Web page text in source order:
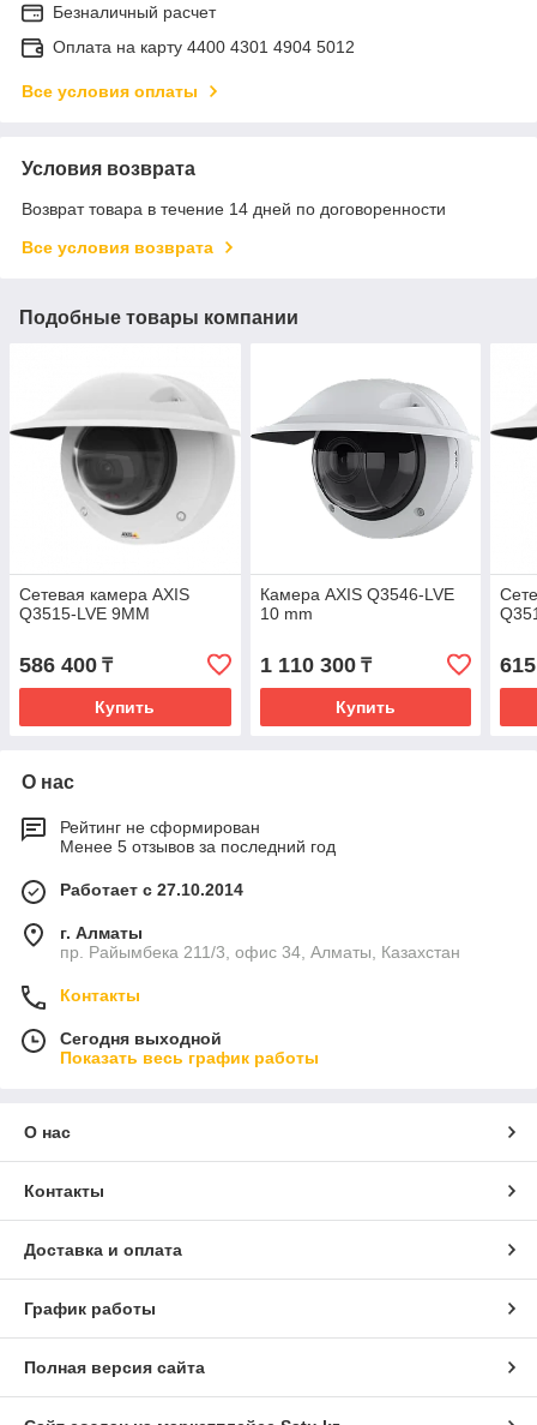
Безналичный расчет
Оплата на карту 4400 4301 4904 5012
Все условия оплаты
Условия возврата
Возврат товара в течение 14 дней по договоренности
Все условия возврата
Подобные товары компании
Сетевая камера AXIS
Q3515-LVE 9MM
586 400 ₸
Купить
Камера AXIS Q3546-LVE
10 mm
1 110 300₸
Купить
О нас
Рейтинг не сформирован
Менее 5 отзывов за последний год
Работает с 27.10.2014
г. Алматы
пр. Райымбека 211/3, офис 34, Алматы, Казахстан
Контакты
Сегодня выходной
Показать весь график работы
О нас
Контакты
Доставка и оплата
График работы
Полная версия сайта